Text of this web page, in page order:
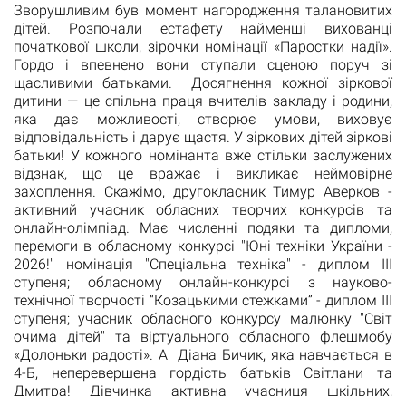
Зворушливим був момент нагородження талановитих
дітей. Розпочали естафету найменші вихованці
початкової школи, зірочки номінації «Паростки надії».
Гордо і впевнено вони ступали сценою поруч зі
щасливими батьками. Досягнення кожної зіркової
дитини — це спільна праця вчителів закладу і родини,
яка дає можливості, створює умови, виховує
відповідальність і дарує щастя. У зіркових дітей зіркові
батьки! У кожного номінанта вже стільки заслужених
відзнак, що це вражає і викликає неймовірне
захоплення. Скажімо, другокласник Тимур Аверков -
активний учасник обласних творчих конкурсів та
онлайн-олімпіад. Має численні подяки та дипломи,
перемоги в обласному конкурсі "Юні техніки України -
2026!" номінація "Спеціальна техніка" - диплом ІІІ
ступеня; обласному онлайн-конкурсі з науково-
технічної творчості “Козацькими стежками” - диплом ІІІ
ступеня; учасник обласного конкурсу малюнку "Світ
очима дітей" та віртуального обласного флешмобу
«Долоньки радості». А Діана Бичик, яка навчається в
4-Б, неперевершена гордість батьків Світлани та
Дмитра! Дівчинка активна учасниця шкільних,